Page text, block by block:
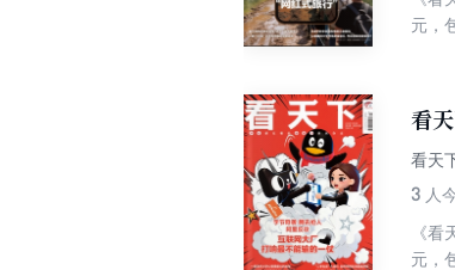
元，
看
看天
3 人
《
元，